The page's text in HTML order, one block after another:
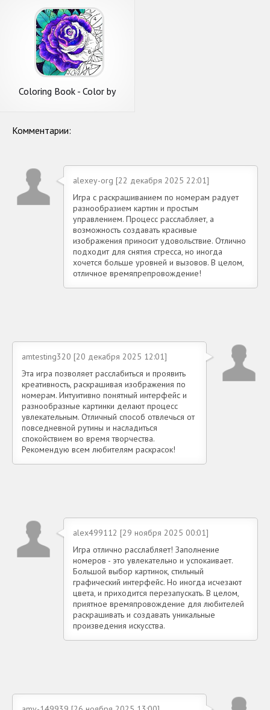
Coloring Book - Color by
Комментарии:
alexey-org [22 декабря 2025 22:01]
Игра с раскрашиванием по номерам радует
разнообразием картин и простым
управлением. Процесс расслабляет, а
возможность создавать красивые
изображения приносит удовольствие. Отлично
подходит для снятия стресса, но иногда
хочется больше уровней и вызовов. В целом,
отличное времяпрепровождение!
amtesting320 [20 декабря 2025 12:01]
Эта игра позволяет расслабиться и проявить
креативность, раскрашивая изображения по
номерам. Интуитивно понятный интерфейс и
разнообразные картинки делают процесс
увлекательным. Отличный способ отвлечься от
повседневной рутины и насладиться
спокойствием во время творчества.
Рекомендую всем любителям раскрасок!
alex499112 [29 ноября 2025 00:01]
Игра отлично расслабляет! Заполнение
номеров - это увлекательно и успокаивает.
Большой выбор картинок, стильный
графический интерфейс. Но иногда исчезают
цвета, и приходится перезапускать. В целом,
приятное времяпровождение для любителей
раскрашивать и создавать уникальные
произведения искусства.